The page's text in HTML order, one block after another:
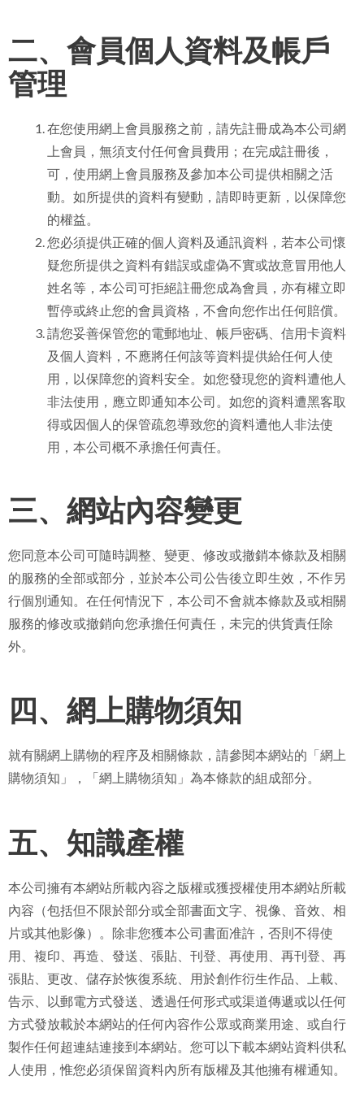
二、會員個人資料及帳戶
管理
在您使用網上會員服務之前，請先註冊成為本公司網
上會員，無須支付任何會員費用；在完成註冊後，
可，使用網上會員服務及參加本公司提供相關之活
動。如所提供的資料有變動，請即時更新，以保障您
的權益。
您必須提供正確的個人資料及通訊資料，若本公司懷
疑您所提供之資料有錯誤或虛偽不實或故意冒用他人
姓名等，本公司可拒絕註冊您成為會員，亦有權立即
暫停或終止您的會員資格，不會向您作出任何賠償。
請您妥善保管您的電郵地址、帳戶密碼、信用卡資料
及個人資料，不應將任何該等資料提供給任何人使
用，以保障您的資料安全。如您發現您的資料遭他人
非法使用，應立即通知本公司。如您的資料遭黑客取
得或因個人的保管疏忽導致您的資料遭他人非法使
用，本公司概不承擔任何責任。
三、網站內容變更
您同意本公司可隨時調整、變更、修改或撤銷本條款及相關
的服務的全部或部分，並於本公司公告後立即生效，不作另
行個別通知。在任何情況下，本公司不會就本條款及或相關
服務的修改或撤銷向您承擔任何責任，未完的供貨責任除
外。
四、網上購物須知
就有關網上購物的程序及相關條款，請參閱本網站的「網上
購物須知」，「網上購物須知」為本條款的組成部分。
五、知識產權
本公司擁有本網站所載內容之版權或獲授權使用本網站所載
內容（包括但不限於部分或全部書面文字、視像、音效、相
片或其他影像）。除非您獲本公司書面准許，否則不得使
用、複印、再造、發送、張貼、刊登、再使用、再刊登、再
張貼、更改、儲存於恢復系統、用於創作衍生作品、上載、
告示、以郵電方式發送、透過任何形式或渠道傳遞或以任何
方式發放載於本網站的任何內容作公眾或商業用途、或自行
製作任何超連結連接到本網站。您可以下載本網站資料供私
人使用，惟您必須保留資料內所有版權及其他擁有權通知。